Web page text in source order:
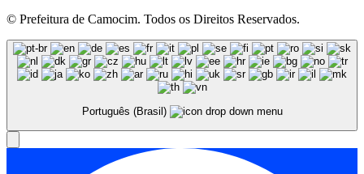
© Prefeitura de Camocim. Todos os Direitos Reservados.
Português (Brasil)